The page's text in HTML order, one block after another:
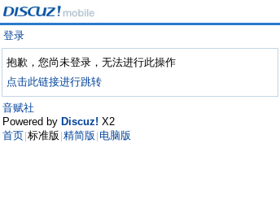
登录
抱歉，您尚未登录，无法进行此操作
点击此链接进行跳转
音赋社
Powered by Discuz! X2
首页 标准版 精简版 电脑版